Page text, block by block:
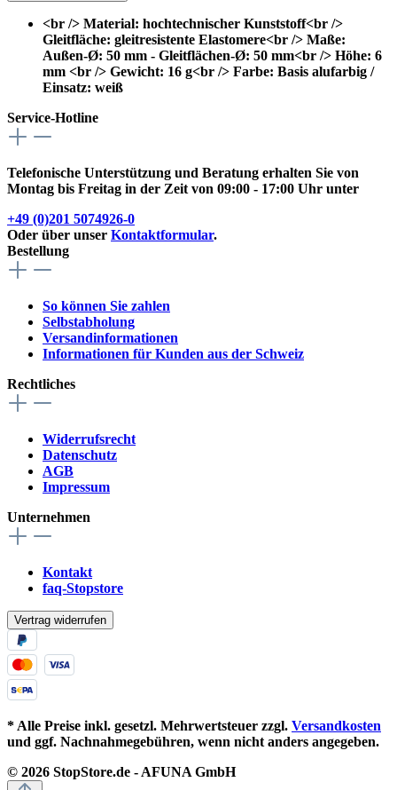
<br /> Material: hochtechnischer Kunststoff<br />
Gleitfläche: gleitresistente Elastomere<br /> Maße:
Außen-Ø: 50 mm - Gleitflächen-Ø: 50 mm<br /> Höhe: 6
mm <br /> Gewicht: 16 g<br /> Farbe: Basis alufarbig /
Einsatz: weiß
Service-Hotline
Telefonische Unterstützung und Beratung erhalten Sie von
Montag bis Freitag in der Zeit von 09:00 - 17:00 Uhr unter
+49 (0)201 5074926-0
Oder über unser Kontaktformular.
Bestellung
So können Sie zahlen
Selbstabholung
Versandinformationen
Informationen für Kunden aus der Schweiz
Rechtliches
Widerrufsrecht
Datenschutz
AGB
Impressum
Unternehmen
Kontakt
faq-Stopstore
Vertrag widerrufen
* Alle Preise inkl. gesetzl. Mehrwertsteuer zzgl. Versandkosten
und ggf. Nachnahmegebühren, wenn nicht anders angegeben.
© 2026 StopStore.de - AFUNA GmbH